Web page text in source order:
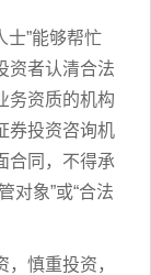
士”能够帮忙
资者认清合法
务资质的机构
券投资咨询机
合同，不得承
对象”或“合法
慎重投资，